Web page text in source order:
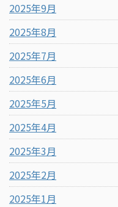
2025年9月
2025年8月
2025年7月
2025年6月
2025年5月
2025年4月
2025年3月
2025年2月
2025年1月